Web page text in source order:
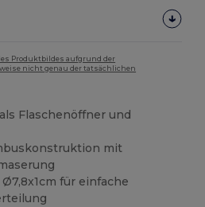
Produktbildes aufgrund der
nicht genau der tatsächlichen
Flaschenöffner und
mit
für einfache